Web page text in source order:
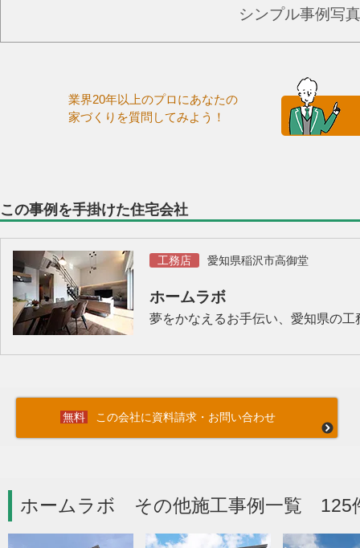
シンプル事例写
業界20年以上のプロにあなたの
家づくりを質問してみよう！
この事例を手掛けた住宅会社
工務店 愛知県稲沢市高御堂
ホームラボ
夢をかなえるお手伝い、愛知県の工
この会社に資料請求・お問い合わせ
ホームラボ その他施工事例一覧 125